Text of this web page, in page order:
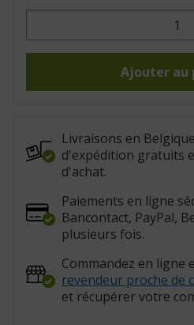
quantité
Canne
816014)
Ajouter au
Livraisons en
d'expédition gratuits
d'achat.
Paiements en ligne
Bancontact, PayPal,
plusieurs fois.
Commandez en ligne
revendeur proche de
et récupérer votre